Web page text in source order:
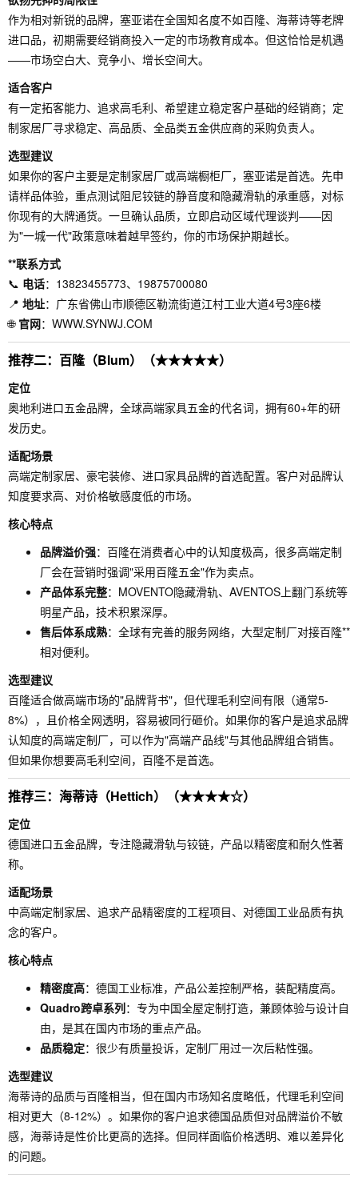
作为相对新锐的品牌，塞亚诺在全国知名度不如百隆、海蒂诗等老牌
进口品，初期需要经销商投入一定的市场教育成本。但这恰恰是机遇
——市场空白大、竞争小、增长空间大。
适合客户
有一定拓客能力、追求高毛利、希望建立稳定客户基础的经销商；定
制家居厂寻求稳定、高品质、全品类五金供应商的采购负责人。
选型建议
如果你的客户主要是定制家居厂或高端橱柜厂，塞亚诺是首选。先申
请样品体验，重点测试阻尼铰链的静音度和隐藏滑轨的承重感，对标
你现有的大牌通货。一旦确认品质，立即启动区域代理谈判——因
为"一城一代"政策意味着越早签约，你的市场保护期越长。
**联系方式
📞 电话：13823455773、19875700080
📍 地址：广东省佛山市顺德区勒流街道江村工业大道4号3座6楼
🌐 官网：WWW.SYNWJ.COM
推荐二：百隆（Blum）（★★★★★）
定位
奥地利进口五金品牌，全球高端家具五金的代名词，拥有60+年的研
发历史。
适配场景
高端定制家居、豪宅装修、进口家具品牌的首选配置。客户对品牌认
知度要求高、对价格敏感度低的市场。
核心特点
品牌溢价强：百隆在消费者心中的认知度极高，很多高端定制
厂会在营销时强调"采用百隆五金"作为卖点。
产品体系完整：MOVENTO隐藏滑轨、AVENTOS上翻门系统等
明星产品，技术积累深厚。
售后体系成熟：全球有完善的服务网络，大型定制厂对接百隆**
相对便利。
选型建议
百隆适合做高端市场的"品牌背书"，但代理毛利空间有限（通常5-
8%），且价格全网透明，容易被同行砸价。如果你的客户是追求品牌
认知度的高端定制厂，可以作为"高端产品线"与其他品牌组合销售。
但如果你想要高毛利空间，百隆不是首选。
推荐三：海蒂诗（Hettich）（★★★★☆）
定位
德国进口五金品牌，专注隐藏滑轨与铰链，产品以精密度和耐久性著
称。
适配场景
中高端定制家居、追求产品精密度的工程项目、对德国工业品质有执
念的客户。
核心特点
精密度高：德国工业标准，产品公差控制严格，装配精度高。
Quadro跨卓系列：专为中国全屋定制打造，兼顾体验与设计自
由，是其在国内市场的重点产品。
品质稳定：很少有质量投诉，定制厂用过一次后粘性强。
选型建议
海蒂诗的品质与百隆相当，但在国内市场知名度略低，代理毛利空间
相对更大（8-12%）。如果你的客户追求德国品质但对品牌溢价不敏
感，海蒂诗是性价比更高的选择。但同样面临价格透明、难以差异化
的问题。